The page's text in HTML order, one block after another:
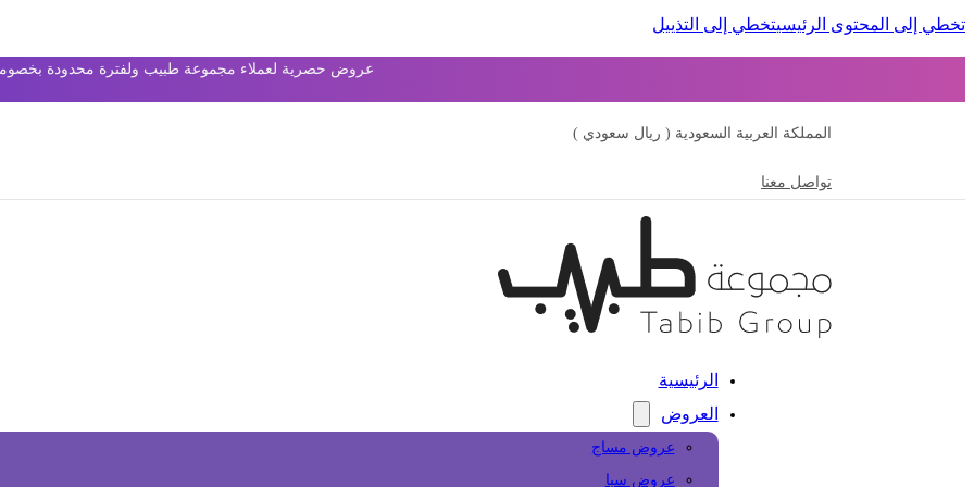
تخطي إلى المحتوى الرئيسيتخطي إلى التذييل
عروض حصرية لعملاء مجموعة طبيب ولفترة محدودة بخصومات
المملكة العربية السعودية ( ريال سعودي )
تواصل معنا
الرئيسية
العروض
عروض مساج
عروض سبا